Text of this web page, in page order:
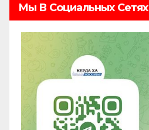
Мы В Социальных Сетях